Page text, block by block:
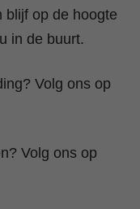
blijf op de hoogte
in de buurt.
Volg ons op
Volg ons op